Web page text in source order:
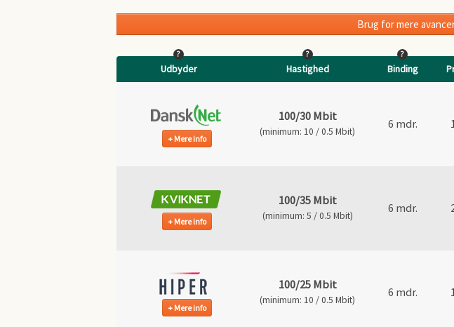
Brug for mere
Udbyder
?
Hastighed
?
Binding
?
Mere info
100/30 Mbit
(minimum: 10 / 0.5 Mbit)
6 mdr.
Mere info
100/35 Mbit
(minimum: 5 / 0.5 Mbit)
6 mdr.
Mere info
100/25 Mbit
(minimum: 10 / 0.5 Mbit)
6 mdr.